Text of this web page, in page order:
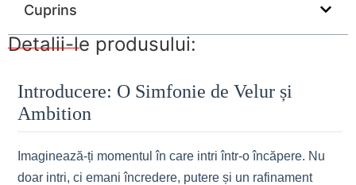
Cuprins
Detalii-le produsului:
Introducere: O Simfonie de Velur și
Ambition
Imaginează-ți momentul în care intri într-o încăpere. Nu
doar intri, ci emani încredere, putere și un rafinament